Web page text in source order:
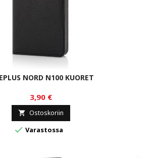
NORD N100 KUORET
3,90 €
 Ostoskoriin
 Varastossa